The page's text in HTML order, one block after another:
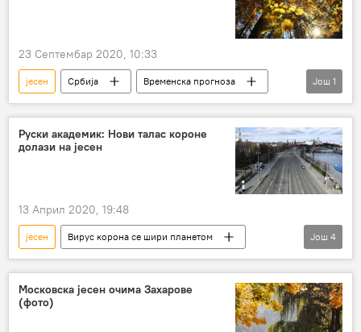
23 Септембар 2020, 10:33
јесен Србија
Временска прогноза
Друштво
Још 1
Руски академик: Нови талас короне
долази на јесен
13 Април 2020, 19:48
јесен
Вирус корона се шири планетом
Русија
Свет
Вести
вирус корона
Још 4
Московска јесен очима Захарове
(фото)